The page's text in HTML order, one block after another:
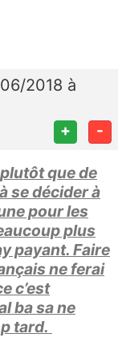
2018 à
+ -
que de
se décider à
pour les
plus
payant. Faire
ne ferai
c’est
ba sa ne
tard.